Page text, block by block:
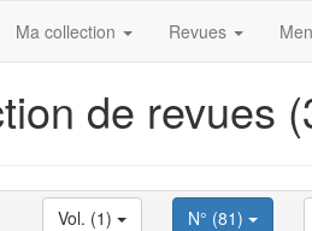
Ma collection Revues
de revues
Vol. (1) N° (81)